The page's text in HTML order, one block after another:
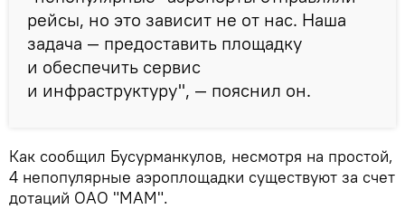
рейсы, но это зависит не от нас. Наша
задача — предоставить площадку
и обеспечить сервис
и инфраструктуру", — пояснил он.
Как сообщил Бусурманкулов, несмотря на простой,
4 непопулярные аэроплощадки существуют за счет
дотаций ОАО "МАМ".